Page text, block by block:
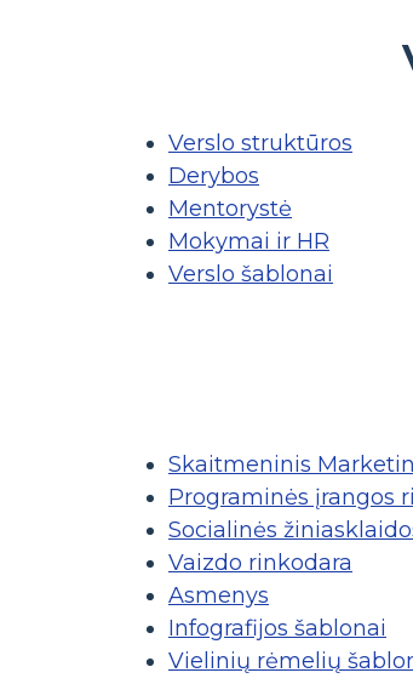
Verslo struktūros
Derybos
Mentorystė
Mokymai ir HR
Verslo šablonai
Skaitmeninis
Programinės įrangos
Socialinės
Vaizdo rinkodara
Asmenys
Infografijos šablonai
Vielinių rėmelių